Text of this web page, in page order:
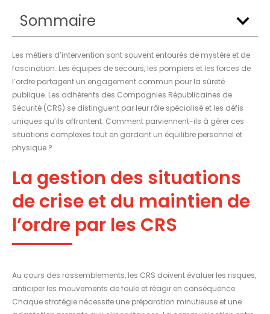
Sommaire
Les métiers d’intervention sont souvent entourés de mystère et de
fascination. Les équipes de secours, les pompiers et les forces de
l’ordre partagent un engagement commun pour la sûreté
publique. Les adhérents des Compagnies Républicaines de
Sécurité (CRS) se distinguent par leur rôle spécialisé et les défis
uniques qu’ils affrontent. Comment parviennent-ils à gérer ces
situations complexes tout en gardant un équilibre personnel et
physique ?
La gestion des situations
de crise et du maintien de
l’ordre par les CRS
Au cours des rassemblements, les CRS doivent évaluer les risques,
anticiper les mouvements de foule et réagir en conséquence.
Chaque stratégie nécessite une préparation minutieuse et une